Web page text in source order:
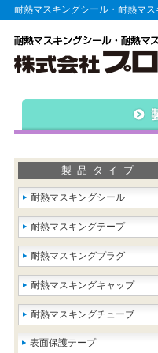
耐熱マスキングシール・耐熱マ
製品タイプ
耐熱マスキングシール
耐熱マスキングテープ
耐熱マスキングプラグ
耐熱マスキングキャップ
耐熱マスキングチューブ
表面保護テープ